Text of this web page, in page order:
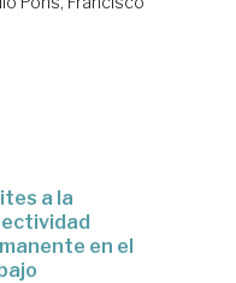
a la
en el